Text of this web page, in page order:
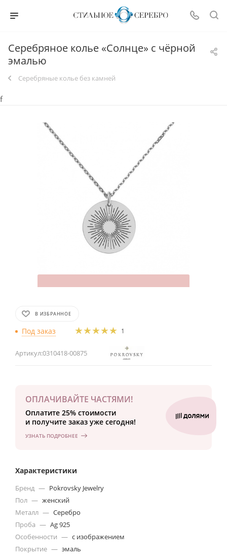
Серебряное колье «Солнце» с чёрной
эмалью
Серебряные колье без камней
f
В ИЗБРАННОЕ
Под заказ 1
Артикул:0310418-00875
ОПЛАЧИВАЙТЕ ЧАСТЯМИ!
Оплатите 25% стоимости
и получите заказ уже сегодня!
УЗНАТЬ ПОДРОБНЕЕ
Характеристики
Бренд — Pokrovsky Jewelry
Пол — женский
Металл — Серебро
Проба — Ag 925
Особенности — с изображением
Покрытие — эмаль